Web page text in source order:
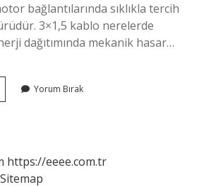
bağlantılarında sıklıkla tercih
3×1,5 kablo nerelerde
dağıtımında mekanik hasar…
Yorum Bırak
https://eeee.com.tr
Sitemap